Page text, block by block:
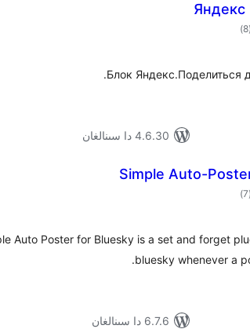
Яндекс
(8 ئومۇمىي
دەرىجە
)
Блок Яндекс.Поделиться
4.6.30 دا سىنالغان
Simple Auto-
(7 ئومۇمىي
دەرىجە)
Auto Poster for Bluesky is a set and forget
bluesky whenever a
6.7.6 دا سىنالغان